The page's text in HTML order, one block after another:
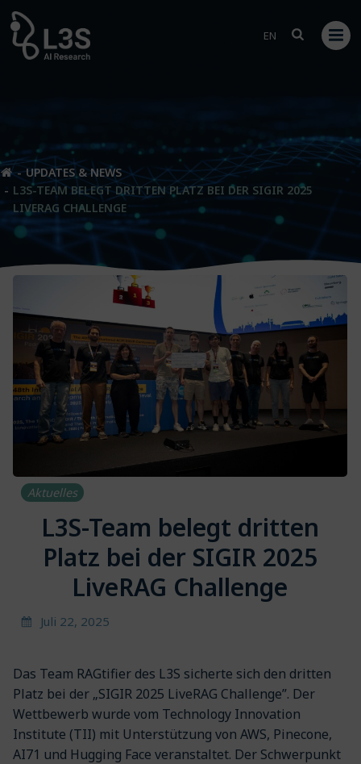
EN
UPDATES & NEWS
L3S-TEAM BELEGT DRITTEN PLATZ BEI DER SIGIR 2025
LIVERAG CHALLENGE
Aktuelles
L3S-Team belegt dritten
Platz bei der SIGIR 2025
LiveRAG Challenge
Juli 22, 2025
Das Team RAGtifier des L3S sicherte sich den dritten
Platz bei der „SIGIR 2025 LiveRAG Challenge”. Der
Wettbewerb wurde vom Technology Innovation
Institute (TII) mit Unterstützung von AWS, Pinecone,
AI71 und Hugging Face veranstaltet. Der Schwerpunkt